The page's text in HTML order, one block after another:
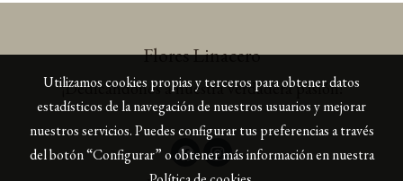
Flores Linacero
¡Dedicándonos a nuestra verdadera pasión!
Utilizamos cookies propias y terceros para obtener datos
estadísticos de la navegación de nuestros usuarios y mejorar
nuestros servicios. Puedes configurar tus preferencias a través
del botón “Configurar” o obtener más información en nuestra